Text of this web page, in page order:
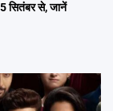
सितंबर से, जानें